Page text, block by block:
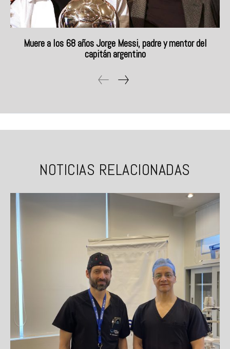
Muere a los 68 años Jorge Messi, padre y mentor del
capitán argentino
NOTICIAS RELACIONADAS